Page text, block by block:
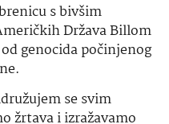
s bivšim
Država Billom
genocida počinjenog
se svim
žrtava i izražavamo